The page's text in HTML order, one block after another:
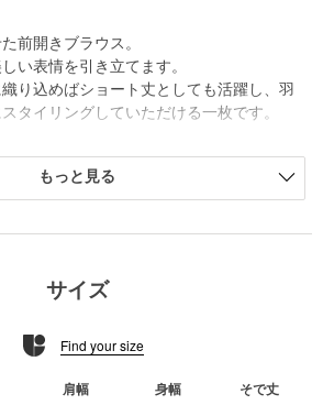
前開きブラウス。
い表情を引き立てます。
り込めばショート丈としても活躍し、羽
タイリングしていただける一枚です。
りつつ、軽やかな薄手素材を使用。
ます。
注意書き」、「洗濯表示」がございます
り具合やパソコンなどの閲覧環境によ
もっと見る
サイズ
Find your size
肩幅 身幅 そで丈